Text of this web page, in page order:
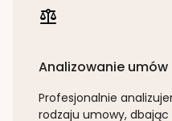
Analizowanie umów
Profesjonalnie
rodzaju umowy,